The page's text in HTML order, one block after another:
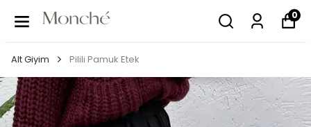
0
Alt Giyim Pilili Pamuk Etek